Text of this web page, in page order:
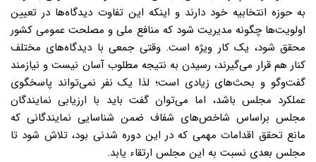
به حوزه انتخابیه خود دارند و اینکه این تفاوت دیدگاه‌ها در تعیین
اولویت‌ها چگونه مدیریت شود که منافع ملی و مصلحت عمومی کشور
محقق شود، یک کار ویژه است. وقتی جمعی با دیدگاه‌های مختلف
کنار هم قرار می‌گیرند، رسیدن به نتیجه مطلوب آسان نیست و نیازمند
گفت‌وگو و بحث‌های زیادی است؛ لذا یک نفر نمی‌تواند پاسخگوی
عملکرد مجلس باشد، اما می‌توان گفت باید با ارزیابی نمایندگان
مجلس براساس شاخص‌های شفاف ضمن شناسایی نمایندگانی که
مانع تحقق اقدامات مهمی که در این دوره شدنی بود، تلاش شود تا
مجلس بعدی نسبت به این مجلس ارتقاء یابد.